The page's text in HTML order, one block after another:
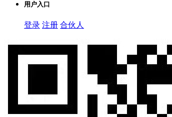
用户入口
登录 注册 合伙人